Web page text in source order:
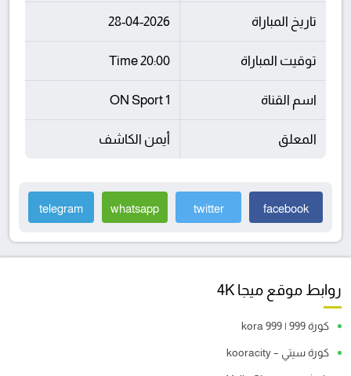
تاريخ المباراة 28-04-2026
توقيت المباراة 20:00 Time
اسم القناة ON Sport 1
المعلق أيمن الكاشف
facebook
twitter
whatsapp
telegram
روابط موقع ميجا 4K
كورة 999 | kora 999
كورة سيتي – kooracity